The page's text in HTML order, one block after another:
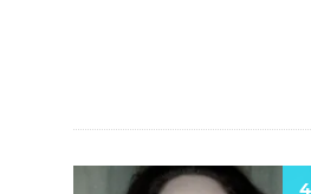
4